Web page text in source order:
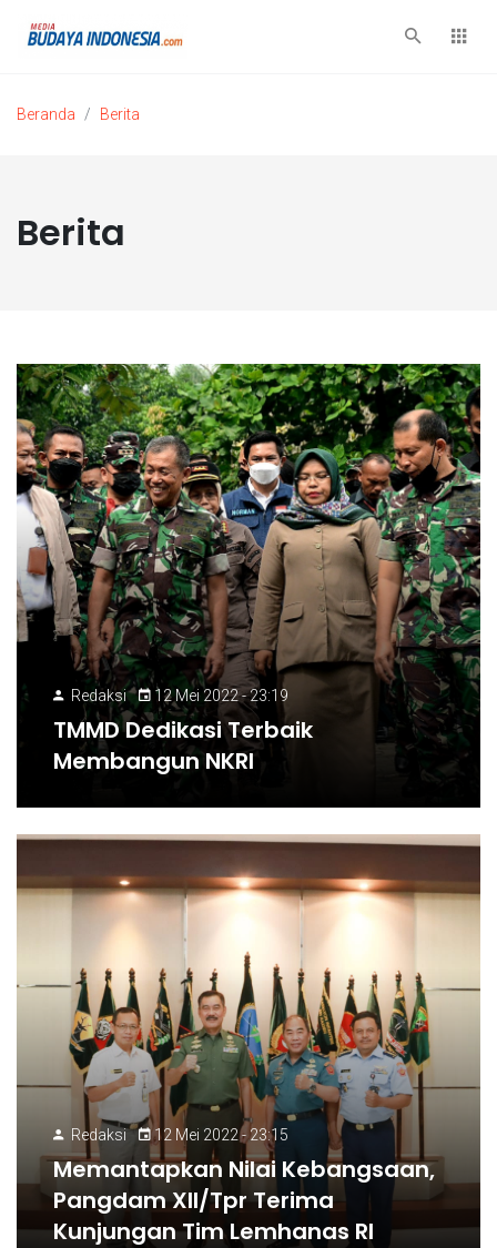
Beranda Berita
Berita
Redaksi 12 Mei 2022 - 23:19
TMMD Dedikasi Terbaik
Membangun NKRI
Redaksi 12 Mei 2022 - 23:15
Memantapkan Nilai Kebangsaan,
Pangdam Xll/Tpr Terima
Kunjungan Tim Lemhanas RI